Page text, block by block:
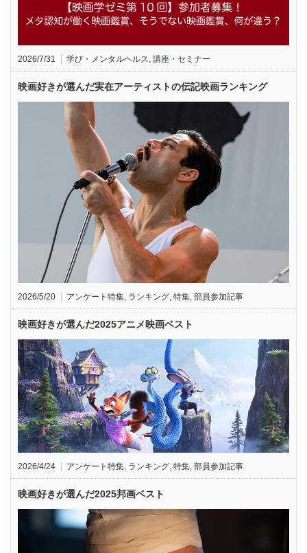
2026/7/31 学び・メンタルヘルス, 講座・セミナー
映画好きが選んだ実在アーティストの伝記映画ランキング
2026/5/20 アンケート特集, ランキング, 特集, 部員参加記事
映画好きが選んだ2025アニメ映画ベスト
2026/4/24 アンケート特集, ランキング, 特集, 部員参加記事
映画好きが選んだ2025邦画ベスト